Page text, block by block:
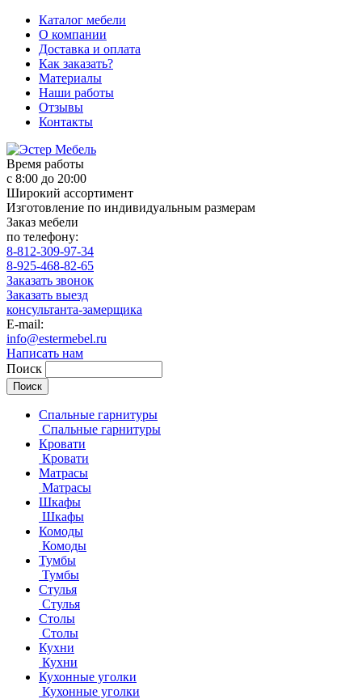
Каталог мебели
О компании
Доставка и оплата
Как заказать?
Материалы
Наши работы
Отзывы
Контакты
Время работы
с 8:00 до 20:00
Широкий ассортимент
Изготовление по индивидуальным размерам
Заказ мебели
по телефону:
8-812-309-97-34
8-925-468-82-65
Заказать звонок
Заказать выезд
консультанта-замерщика
E-mail:
info@estermebel.ru
Написать нам
Поиск
Спальные гарнитуры
Спальные гарнитуры
Кровати
Кровати
Матрасы
Матрасы
Шкафы
Шкафы
Комоды
Комоды
Тумбы
Тумбы
Стулья
Стулья
Столы
Столы
Кухни
Кухни
Кухонные уголки
Кухонные уголки